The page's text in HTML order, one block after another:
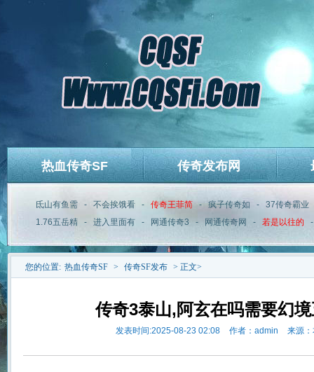
热血传奇SF 传奇发布网
氐山有鱼需 - 不会挨饿看 - 传奇王菲简 - 疯子传奇如 - 37传奇霸业
1.76五岳精
- 进入里面有 - 网通传奇3 - 网通传奇网 - 若是以往的
您的位置: 热血传奇SF > 传奇SF发布 > 正文>
传奇3泰山,阿玄在吗需要幻
发表时间:2025-08-23 02:08 作者：admin 来源